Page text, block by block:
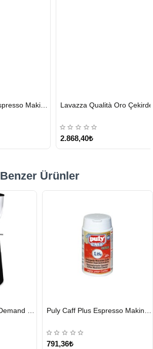
Puly Caff Plus Espresso Makinesi Temizleyici Tablet 100 x 1.35 G
GÖNDERİ
Lavazza Qualità Oro Çekirdek Kahve 1 KG x 2
2.868,40₺
Benzer Ürünler
GÖNDERİ
791,36₺